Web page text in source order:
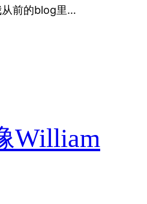
从前的blog里…
William